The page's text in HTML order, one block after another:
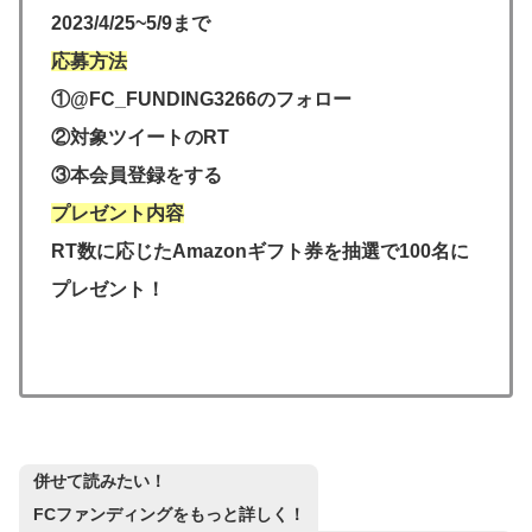
2023/4/25~5/9まで
応募方法
①@FC_FUNDING3266のフォロー
②対象ツイートのRT
③本会員登録をする
プレゼント内容
RT数に応じたAmazonギフト券を抽選で100名に
プレゼント！
併せて読みたい！
FCファンディングをもっと詳しく！